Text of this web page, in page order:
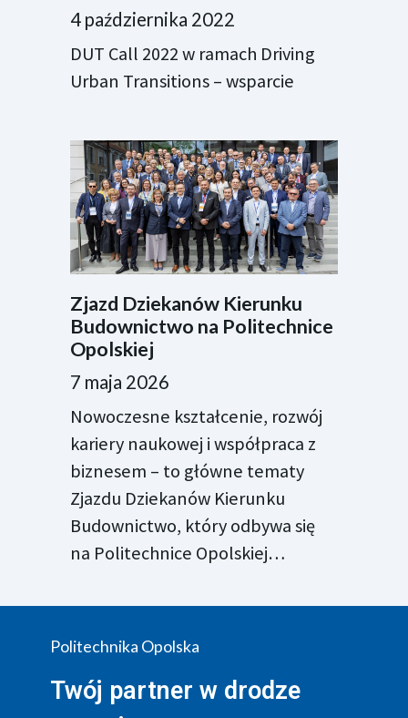
4 października 2022
DUT Call 2022 w ramach Driving
Urban Transitions – wsparcie
Zjazd Dziekanów Kierunku
Budownictwo na Politechnice
Opolskiej
7 maja 2026
Nowoczesne kształcenie, rozwój
kariery naukowej i współpraca z
biznesem – to główne tematy
Zjazdu Dziekanów Kierunku
Budownictwo, który odbywa się
na Politechnice Opolskiej…
Politechnika Opolska
Twój partner w drodze